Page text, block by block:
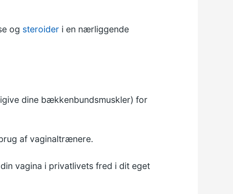
og steroideri en nærliggende
dine bækkenbundsmuskler) for
af vaginaltrænere.
vagina i privatlivets fred i dit eget